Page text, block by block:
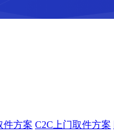
件方案 C2C上门取件方案